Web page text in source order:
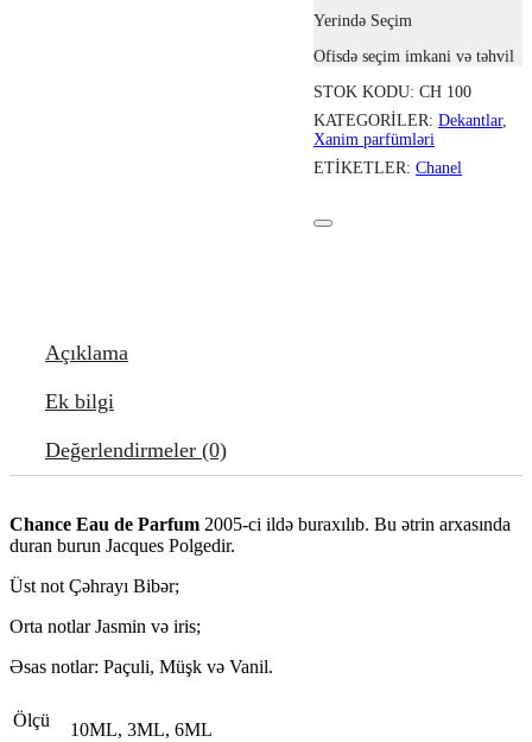
Yerində Seçim
Ofisdə seçim imkani və təhvil
STOK KODU: CH 100
KATEGORILER: Dekantlar,
Xanim parfümləri
ETIKETLER: Chanel
Açıklama
Ek bilgi
Değerlendirmeler (0)
Chance Eau de Parfum 2005-ci ildə buraxılıb. Bu ətrin arxasında
duran burun Jacques Polgedir.
Üst not Çəhrayı Bibər;
Orta notlar Jasmin və iris;
Əsas notlar: Paçuli, Müşk və Vanil.
Ölçü
10ML, 3ML, 6ML